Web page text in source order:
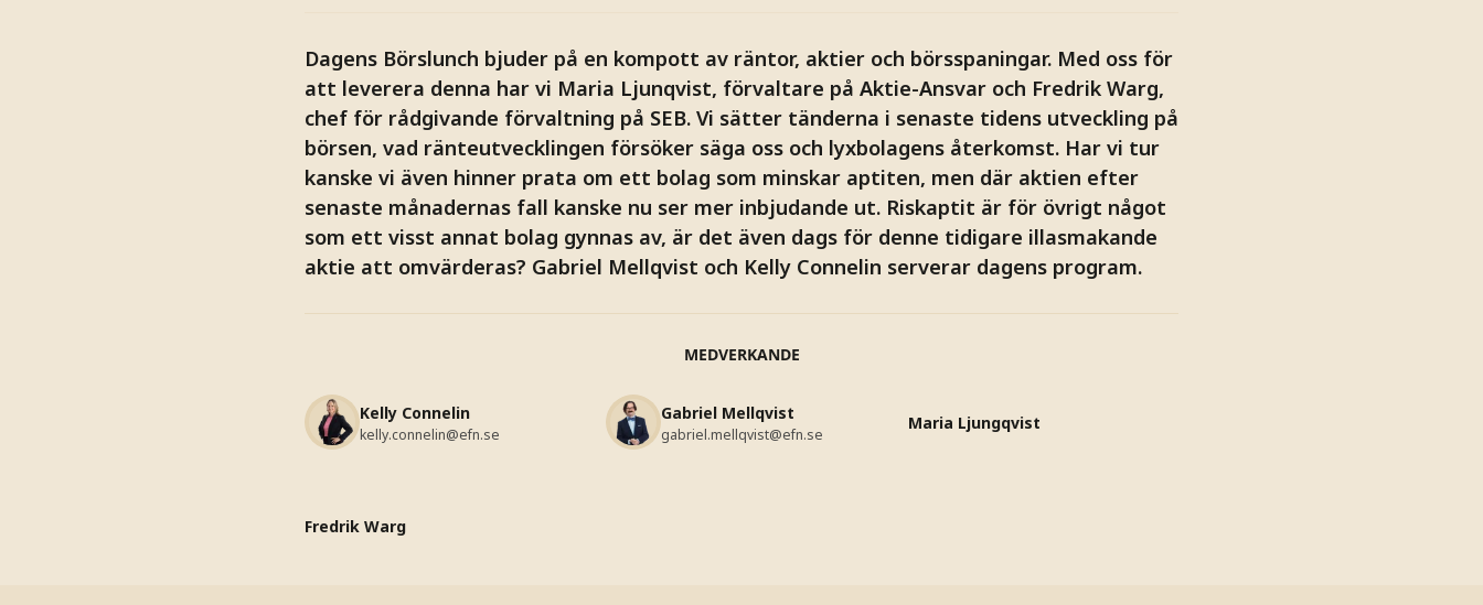
Dagens Börslunch bjuder på en kompott av räntor, aktier och börsspaningar. Med oss för
att leverera denna har vi Maria Ljunqvist, förvaltare på Aktie-Ansvar och Fredrik Warg,
chef för rådgivande förvaltning på SEB. Vi sätter tänderna i senaste tidens utveckling på
börsen, vad ränteutvecklingen försöker säga oss och lyxbolagens återkomst. Har vi tur
kanske vi även hinner prata om ett bolag som minskar aptiten, men där aktien efter
senaste månadernas fall kanske nu ser mer inbjudande ut. Riskaptit är för övrigt något
som ett visst annat bolag gynnas av, är det även dags för denne tidigare illasmakande
aktie att omvärderas? Gabriel Mellqvist och Kelly Connelin serverar dagens program.
MEDVERKANDE
Kelly Connelin
kelly.connelin@efn.se
Gabriel Mellqvist
gabriel.mellqvist@efn.se
Maria Ljungqvist
Fredrik Warg